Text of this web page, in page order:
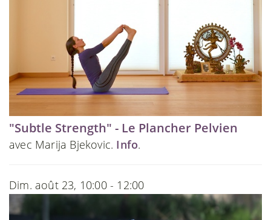
"Subtle Strength" - Le Plancher Pelvien
avec Marija Bjekovic. Info.
Dim. août 23, 10:00 - 12:00